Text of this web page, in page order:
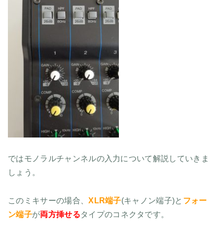
ではモノラルチャンネルの入力について解説していきま
しょう。
このミキサーの場合、XLR端子(キャノン端子)と フォー
ン端子が両方挿せるタイプのコネクタです。